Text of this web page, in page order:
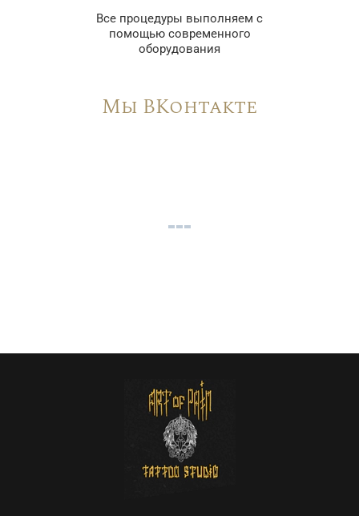
Все процедуры выполняем с
помощью современного
оборудования
Мы ВКонтакте